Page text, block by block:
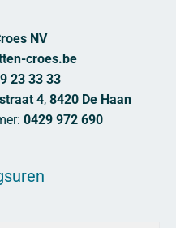
NV
croes.be
23 33 33
4, 8420 De Haan
0429 972 690